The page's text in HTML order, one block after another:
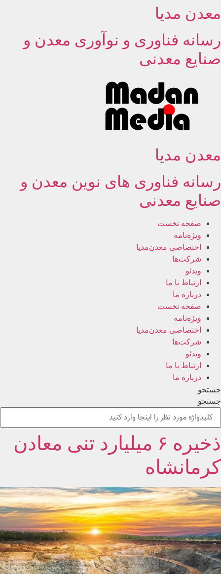
به
معدن مدیا
رسانه فناوری و نوآوری معدن و
صنایع معدنی
معدن مدیا
رسانه فناوری های نوین معدن و
صنایع معدنی
صفحه نخست
ویژه‌نامه
اختصاصی معدن‌مدیا
شرکت‌ها
ویدئو
ارتباط با ما
درباره ما
صفحه نخست
ویژه‌نامه
اختصاصی معدن‌مدیا
شرکت‌ها
ویدئو
ارتباط با ما
درباره ما
جستجو
جستجو
ذخیره ۶ میلیارد تنی معادن
کرمانشاه